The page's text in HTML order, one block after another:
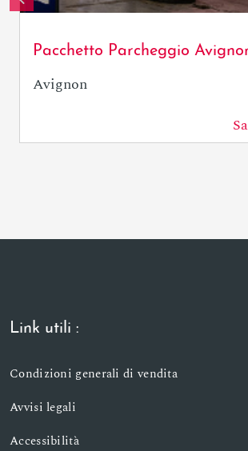
Pacchetto Parcheggio
Avignon
Link utili :
Condizioni generali di vendita
Avvisi legali
Accessibilità